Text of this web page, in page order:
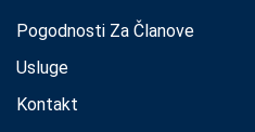
Pogodnosti Za Članove
Usluge
Kontakt